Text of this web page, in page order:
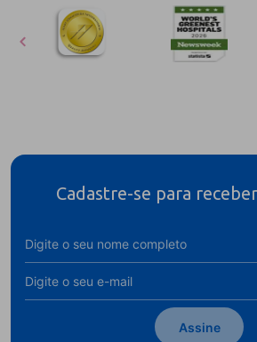
Cadastre-se para
Assine